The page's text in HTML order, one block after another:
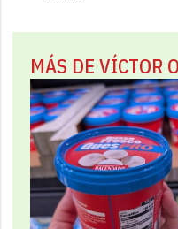
MÁS DE VÍCTOR